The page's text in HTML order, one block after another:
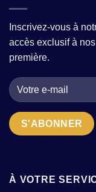
Inscrivez-vous à
accès exclusif à
première.
À VOTRE